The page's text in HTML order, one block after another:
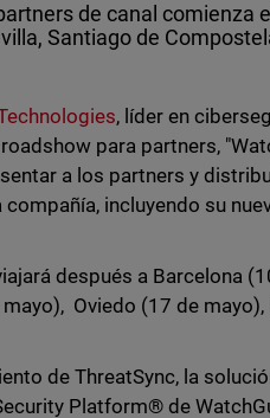
de canal comienza
Santiago de
, líder en
para partners,
a los partners y
incluyendo su
después a Barcelona
Oviedo (17 de
de ThreatSync, la
Platform® de